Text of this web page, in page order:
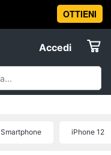
OTTIENI
Accedi
Smartphone iPhone 12